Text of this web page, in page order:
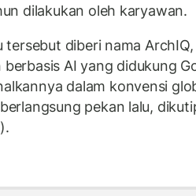
dilakukan oleh karyawan.
tersebut diberi nama
berbasis AI yang didukung
dalam konvensi
pekan lalu,